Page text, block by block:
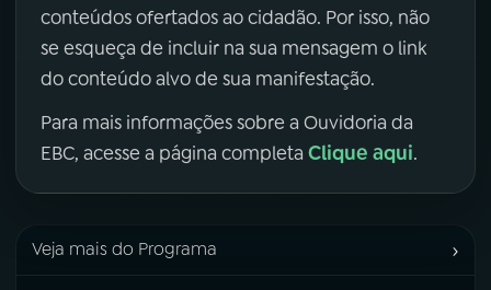
conteúdos ofertados ao cidadão. Por isso, não
se esqueça de incluir na sua mensagem o link
do conteúdo alvo de sua manifestação.
Para mais informações sobre a Ouvidoria da
EBC, acesse a página completa Clique aqui.
Veja mais do Programa ›